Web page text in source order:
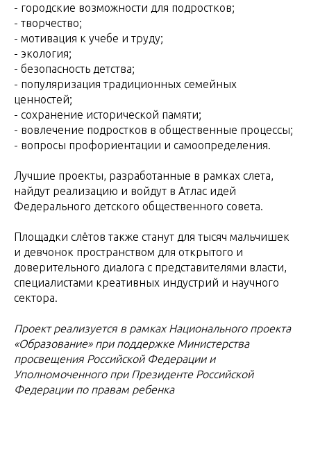
- городские возможности для подростков;
- творчество;
- мотивация к учебе и труду;
- экология;
- безопасность детства;
- популяризация традиционных семейных
ценностей;
- сохранение исторической памяти;
- вовлечение подростков в общественные процессы;
- вопросы профориентации и самоопределения.
Лучшие проекты, разработанные в рамках слета,
найдут реализацию и войдут в Атлас идей
Федерального детского общественного совета.
Площадки слётов также станут для тысяч мальчишек
и девчонок пространством для открытого и
доверительного диалога с представителями власти,
специалистами креативных индустрий и научного
сектора.
Проект реализуется в рамках Национального проекта
«Образование» при поддержке Министерства
просвещения Российской Федерации и
Уполномоченного при Президенте Российской
Федерации по правам ребенка